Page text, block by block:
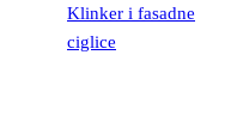
Klinker i fasadne
ciglice